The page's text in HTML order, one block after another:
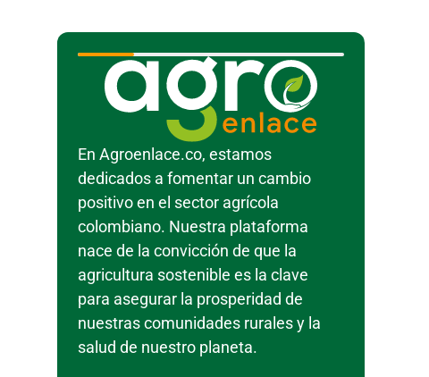
En Agroenlace.co, estamos
dedicados a fomentar un cambio
positivo en el sector agrícola
colombiano. Nuestra plataforma
nace de la convicción de que la
agricultura sostenible es la clave
para asegurar la prosperidad de
nuestras comunidades rurales y la
salud de nuestro planeta.